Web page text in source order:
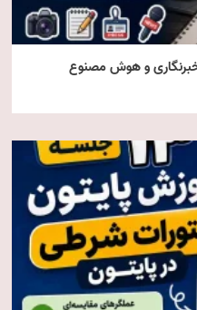
خبرنگاری و هوش مصنوع